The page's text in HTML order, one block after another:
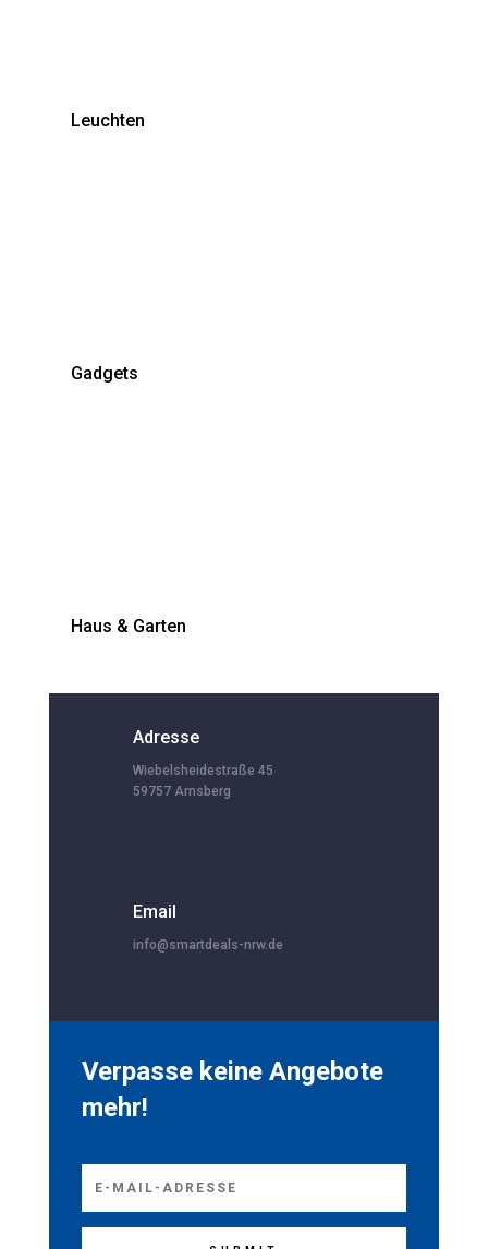
Leuchten
Gadgets
Haus & Garten
Adresse
Wiebelsheidestraße 45
59757 Arnsberg
Email
info@smartdeals-nrw.de
Verpasse keine Angebote
mehr!